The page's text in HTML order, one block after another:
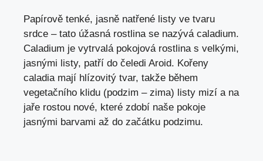
Papírově tenké, jasně natřené listy ve tvaru
srdce – tato úžasná rostlina se nazývá caladium.
Caladium je vytrvalá pokojová rostlina s velkými,
jasnými listy, patří do čeledi Aroid. Kořeny
caladia mají hlízovitý tvar, takže během
vegetačního klidu (podzim – zima) listy mizí a na
jaře rostou nové, které zdobí naše pokoje
jasnými barvami až do začátku podzimu.